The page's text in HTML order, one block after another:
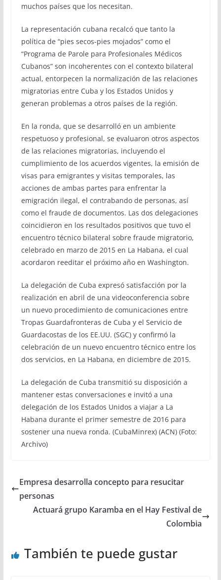
muchos países que los necesitan.
La representación cubana recalcó que tanto la
política de “pies secos-pies mojados” como el
“Programa de Parole para Profesionales Médicos
Cubanos” son incoherentes con el contexto bilateral
actual, entorpecen la normalización de las relaciones
migratorias entre Cuba y los Estados Unidos y
generan problemas a otros países de la región.
En la ronda, que se desarrolló en un ambiente
respetuoso y profesional, se evaluaron otros aspectos
de las relaciones migratorias, incluyendo el
cumplimiento de los acuerdos vigentes, la emisión de
visas para emigrantes y visitas temporales, las
acciones de ambas partes para enfrentar la
emigración ilegal, el contrabando de personas, así
como el fraude de documentos. Las dos delegaciones
coincidieron en los resultados positivos que tuvo el
encuentro técnico bilateral sobre fraude migratorio,
celebrado en marzo de 2015 en La Habana, el cual
acordaron reeditar el próximo año en Washington.
La delegación de Cuba expresó satisfacción por la
realización en abril de una videoconferencia sobre
un nuevo procedimiento de comunicaciones entre
Tropas Guardafronteras de Cuba y el Servicio de
Guardacostas de los EE.UU. (SGC) y confirmó la
celebración de un nuevo encuentro técnico entre los
dos servicios, en La Habana, en diciembre de 2015.
La delegación de Cuba transmitió su disposición a
mantener estas conversaciones e invitó a una
delegación de los Estados Unidos a viajar a La
Habana durante el primer semestre de 2016 para
sostener una nueva ronda. (CubaMinrex) (ACN) (Foto:
Archivo)
Empresa desarrolla concepto para resucitar
personas
Actuará grupo Karamba en el Hay Festival de
Colombia
También te puede gustar